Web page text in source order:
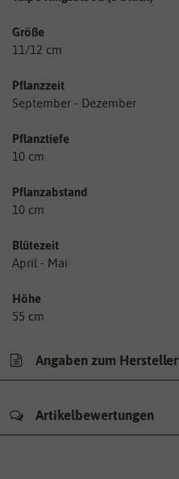
Größe
11/12 cm
Pflanzzeit
September - Dezember
Pflanztiefe
10 cm
Pflanzabstand
10 cm
Blütezeit
April - Mai
Höhe
55 cm
Angaben zum Hersteller
Artikelbewertungen